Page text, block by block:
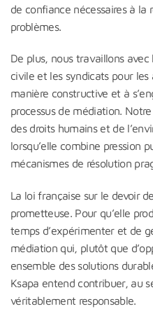
de confiance nécessaires à la
problèmes.
De plus, nous travaillons
civile et les syndicats pour
manière constructive et à
processus de médiation.
des droits humains et de
lorsqu’elle combine pression
mécanismes de résolution
La loi française sur le devoir
prometteuse. Pour qu’elle
temps d’expérimenter et de
médiation qui, plutôt que
ensemble des solutions
Ksapa entend contribuer, au
véritablement responsable.